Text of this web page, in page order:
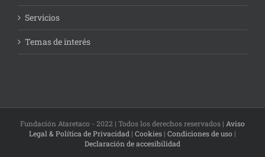
Servicios
Temas de interés
Fundación Ataretaco - 2022 | Todos los derechos reservados | Aviso
Legal & Política de Privacidad | Cookies | Condiciones de uso |
Declaración de accesibilidad